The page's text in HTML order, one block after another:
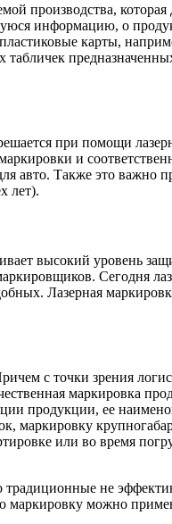
производства, которая
информацию, о
карты,
при помощи
и
авто. Также это важно
лет).
высокий уровень
Сегодня
Лазерная
с точки зрения
маркировка
продукции, ее
или во время
традиционные не
можно